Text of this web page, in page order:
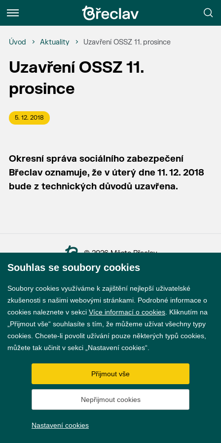
Menu
Úvod Aktuality Uzavření OSSZ 11. prosince
Uzavření OSSZ 11.
prosince
5. 12. 2018
Okresní správa sociálního zabezpečení
Břeclav oznamuje, že v úterý dne 11. 12. 2018
bude z technických důvodů uzavřena.
© 2026 Město Břeclav
Prohlášení o přístupnosti
GDPR
Vytvořil
Souhlas se soubory cookies
Soubory cookies využíváme k zajištění nejlepší uživatelské
zkušenosti s našimi webovými stránkami. Podrobné informace o
cookies naleznete v sekci Více informací o cookies . Kliknutím na
„Přijmout vše“ souhlasíte s tím, že můžeme užívat všechny typy
cookies. Chcete-li povolit užívání pouze některých typů cookies,
můžete tak učinit v sekci „Nastavení cookies“.
Přijmout vše
Nepřijmout cookies
Nastavení cookies